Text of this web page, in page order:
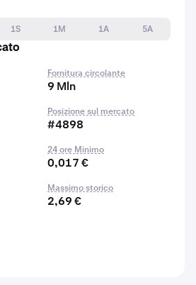
1S 1M 1A
5A
Fornitura circolante
9 Mln
Posizione sul mercato
#4898
24 ore Minimo
0,017 €
Massimo storico
2,69 €